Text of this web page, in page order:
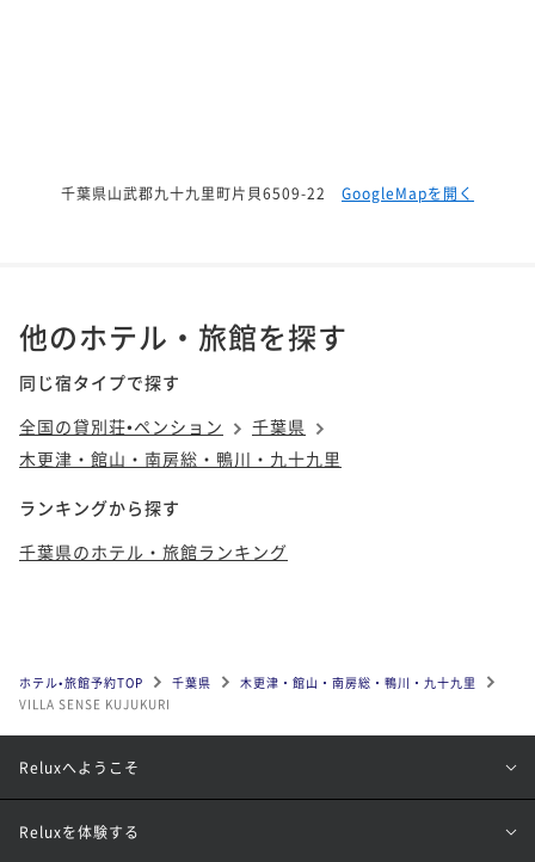
千葉県山武郡九十九里町片貝6509-22 GoogleMapを開く
他のホテル・旅館を探す
同じ宿タイプで探す
全国の貸別荘•ペンション
千葉県
木更津・館山・南房総・鴨川・九十九里
ランキングから探す
千葉県のホテル・旅館ランキング
ホテル•旅館予約TOP 千葉県
木更津・館山・南房総・鴨川・九十九里
VILLA SENSE KUJUKURI
Reluxへようこそ
Reluxを体験する